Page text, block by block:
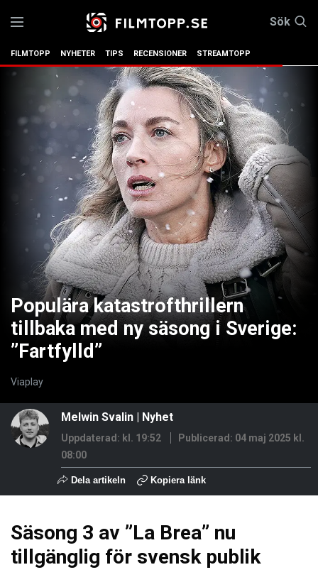
Sök
FILMTOPP NYHETER TIPS RECENSIONER STREAMTOPP
Populära katastrofthrillern
tillbaka med ny säsong i Sverige:
”Fartfylld”
Viaplay
Melwin Svalin | Nyhet
Uppdaterad: kl. 19:52 Publicerad: 04 maj 2025 kl.
08:00
Dela artikeln Kopiera länk
Säsong 3 av ”La Brea” nu
tillgänglig för svensk publik